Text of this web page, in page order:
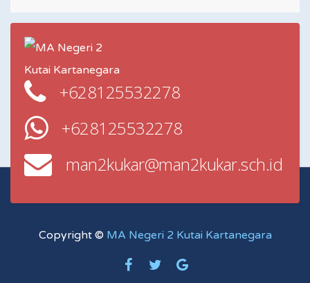
+628125532278
+628125532278
man2kukar@man2kukar.sch.id
Copyright © MA Negeri 2 Kutai Kartanegara